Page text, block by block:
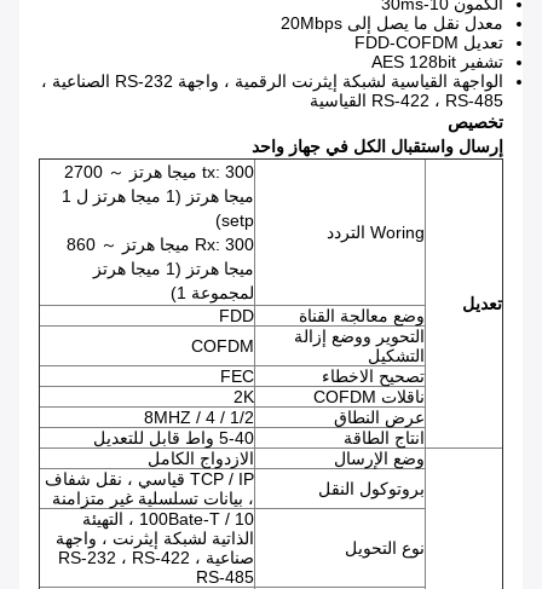
الكمون 10-30ms
معدل نقل ما يصل إلى 20Mbps
تعديل FDD-COFDM
تشفير AES 128bit
الواجهة القياسية لشبكة إيثرنت الرقمية ، واجهة RS-232 الصناعية ،
RS-422 ، RS-485 القياسية
تخصيص
إرسال واستقبال الكل في جهاز واحد
تعديل
Woring التردد
tx: 300 ميجا هرتز ～ 2700
ميجا هرتز (1 ميجا هرتز ل 1
setp)
Rx: 300 ميجا هرتز ～ 860
ميجا هرتز (1 ميجا هرتز
لمجموعة 1)
وضع معالجة القناة
FDD
التحوير ووضع إزالة
التشكيل
COFDM
تصحيح الاخطاء
FEC
ناقلات COFDM
2K
عرض النطاق
1/2 / 4 / 8MHZ
انتاج الطاقة
5-40 واط قابل للتعديل
وضع الإرسال
الازدواج الكامل
بروتوكول النقل
TCP / IP قياسي ، نقل شفاف
، بيانات تسلسلية غير متزامنة
نوع التحويل
10 / 100Bate-T ، التهيئة
الذاتية لشبكة إيثرنت ، واجهة
صناعية RS-232 ، RS-422 ،
RS-485